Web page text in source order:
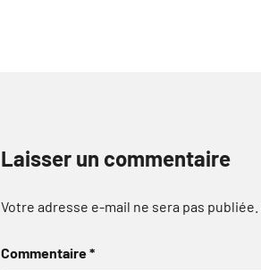
Laisser un commentaire
Votre adresse e-mail ne sera pas publiée.
Commentaire*